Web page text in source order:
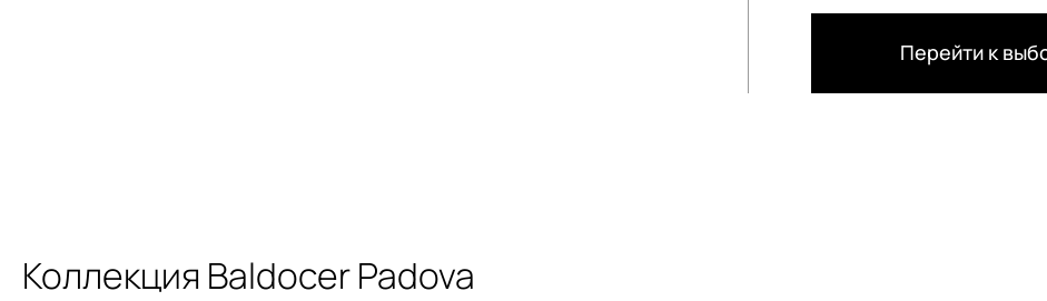
Перейти к
Коллекция Baldocer Padova